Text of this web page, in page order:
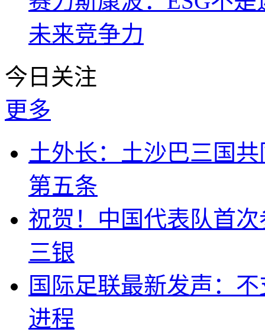
未来竞争力
今日关注
更多
土外长：土沙巴三国
第五条
祝贺！中国代表队首
三银
国际足联最新发声：
进程